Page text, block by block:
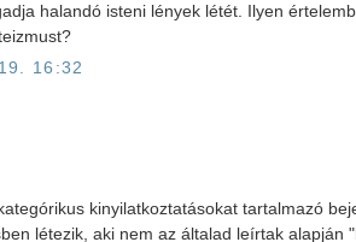
halandó isteni lények létét. Ilyen
16:32
kinyilatkoztatásokat tartalmazó
létezik, aki nem az általad leírtak alapján